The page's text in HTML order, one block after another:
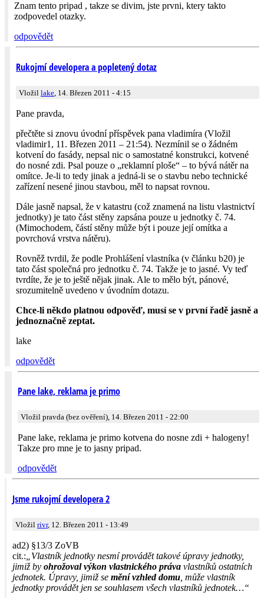
Znam tento pripad , takze se divim, jste prvni, ktery takto
zodpovedel otazky.
odpovědět
Rukojmí developera a popletený dotaz
Vložil lake , 14. Březen 2011 - 4:15
Pane pravda,
přečtěte si znovu úvodní příspěvek pana vladimíra (Vložil
vladimir1, 11. Březen 2011 – 21:54). Nezmínil se o žádném
kotvení do fasády, nepsal nic o samostatné konstrukci, kotvené
do nosné zdi. Psal pouze o „reklamní ploše“ – to bývá nátěr na
omítce. Je-li to tedy jinak a jedná-li se o stavbu nebo technické
zařízení nesené jinou stavbou, měl to napsat rovnou.
Dále jasně napsal, že v katastru (což znamená na listu vlastnictví
jednotky) je tato část stěny zapsána pouze u jednotky č. 74.
(Mimochodem, částí stěny může být i pouze její omítka a
povrchová vrstva nátěru).
Rovněž tvrdil, že podle Prohlášení vlastníka (v článku b20) je
tato část společná pro jednotku č. 74. Takže je to jasné. Vy teď
tvrdíte, že je to ještě nějak jinak. Ale to mělo být, pánové,
srozumitelně uvedeno v úvodním dotazu.
Chce-li někdo platnou odpověď, musí se v první řadě jasně a
jednoznačně zeptat.
lake
odpovědět
Pane lake, reklama je primo
Vložil pravda (bez ověření), 14. Březen 2011 - 22:00
Pane lake, reklama je primo kotvena do nosne zdi + halogeny!
Takze pro mne je to jasny pripad.
odpovědět
Jsme rukojmí developera 2
Vložil rivr, 12. Březen 2011 - 13:49
ad2) §13/3 ZoVB
cit.: „Vlastník jednotky nesmí provádět takové úpravy jednotky,
jimiž by ohrožoval výkon vlastnického práva vlastníků ostatních
jednotek. Úpravy, jimiž se mění vzhled domu , může vlastník
jednotky provádět jen se souhlasem všech vlastníků jednotek…“